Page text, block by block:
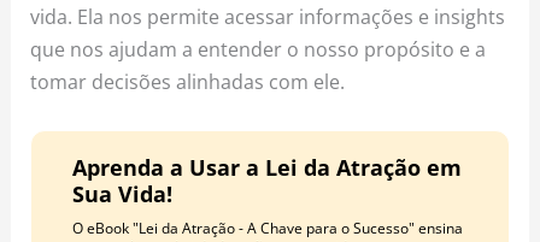
vida. Ela nos permite acessar informações e insights
que nos ajudam a entender o nosso propósito e a
tomar decisões alinhadas com ele.
Aprenda a Usar a Lei da Atração em
Sua Vida!
O eBook "Lei da Atração - A Chave para o Sucesso" ensina